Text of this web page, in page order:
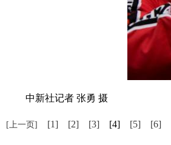
中新社记者 张勇 摄
[上一页] [1] [2] [3] [4] [5] [6]